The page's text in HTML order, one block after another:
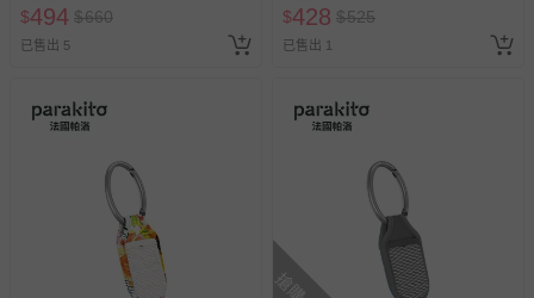
$494 $660
已售出 5
$428 $525
已售出 1